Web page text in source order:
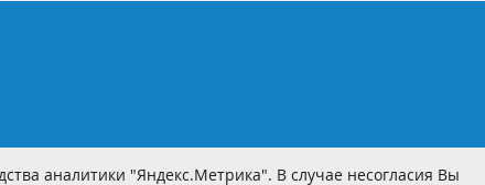
аналитики "Яндекс.Метрика". В случае несогласия Вы